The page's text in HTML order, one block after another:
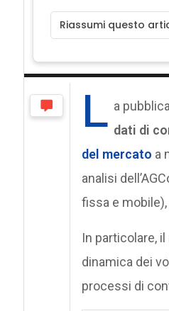
Riassumi questo
L a
dati di
del mercato a
analisi
fissa e mobile),
In particolare,
dinamica dei
processi di